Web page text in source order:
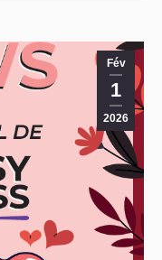
Fév
1
2026